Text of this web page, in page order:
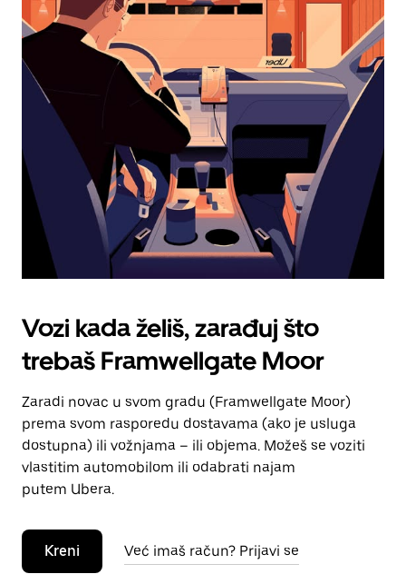
odaberi
datum.
Pritisni
tipku
escape
zatvaranje
kalendara.
Vozi kada želiš, zarađuj što
trebaš Framwellgate Moor
Zaradi novac u svom gradu (Framwellgate Moor)
prema svom rasporedu dostavama (ako je usluga
dostupna) ili vožnjama – ili objema. Možeš se voziti
vlastitim automobilom ili odabrati najam
putem Ubera.
Kreni Već imaš račun? Prijavi se